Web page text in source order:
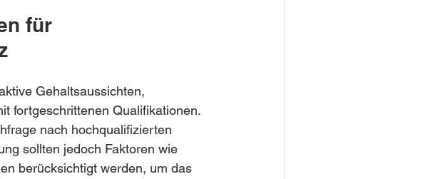
für
Gehaltsaussichten,
fortgeschrittenen Qualifikationen.
nach hochqualifizierten
sollten jedoch Faktoren wie
berücksichtigt werden, um das